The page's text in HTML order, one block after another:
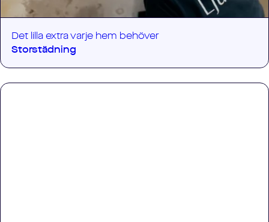
Det lilla extra varje hem behöver
Storstädning